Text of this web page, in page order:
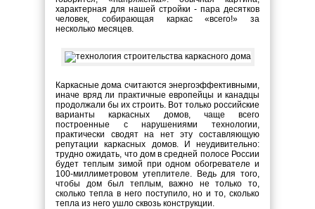
характерная для нашей стройки - пара десятков
человек, собирающая каркас «всего!» за
несколько месяцев.
Каркасные дома считаются энергоэффективными,
иначе вряд ли практичные европейцы и канадцы
продолжали бы их строить. Вот только российские
варианты каркасных домов, чаще всего
построенные с нарушениями технологии,
практически сводят на нет эту составляющую
репутации каркасных домов. И неудивительно:
трудно ожидать, что дом в средней полосе России
будет теплым зимой при одном обогревателе и
100-миллиметровом утеплителе. Ведь для того,
чтобы дом был теплым, важно не только то,
сколько тепла в него поступило, но и то, сколько
тепла из него ушло сквозь конструкции.